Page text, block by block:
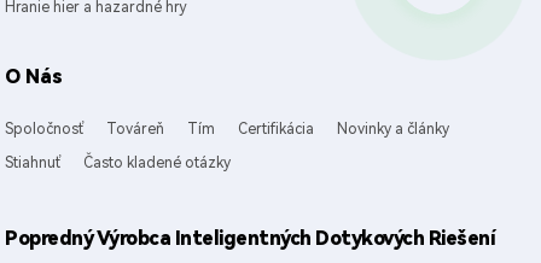
Hranie hier a hazardné hry
O Nás
Spoločnosť Továreň Tím Certifikácia
Novinky a články
Stiahnuť
Často kladené otázky
Popredný Výrobca Inteligentných Dotykových Riešení